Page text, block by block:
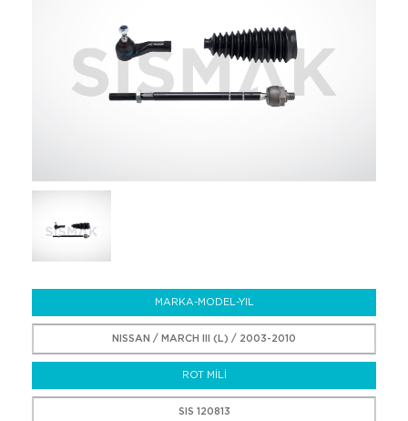
MARKA-MODEL-YIL
NISSAN / MARCH III (L) / 2003-2010
ROT MİLİ
SIS 120813